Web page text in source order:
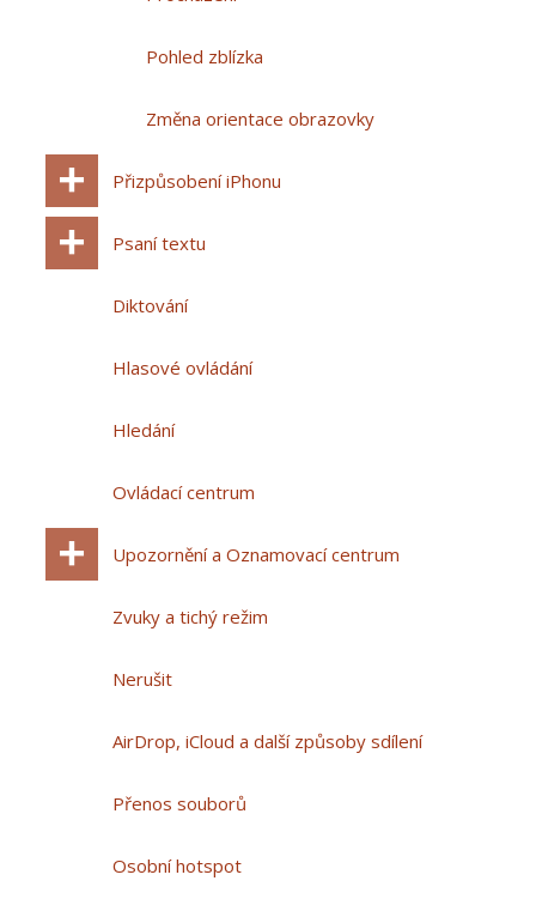
Pohled zblízka
Změna orientace obrazovky
Přizpůsobení iPhonu
Psaní textu
Diktování
Hlasové ovládání
Hledání
Ovládací centrum
Upozornění a Oznamovací centrum
Zvuky a tichý režim
Nerušit
AirDrop, iCloud a další způsoby sdílení
Přenos souborů
Osobní hotspot